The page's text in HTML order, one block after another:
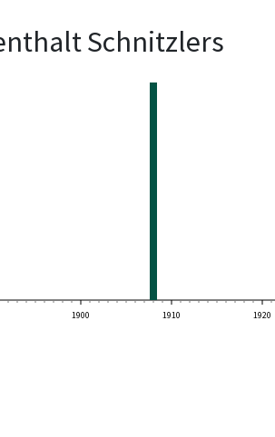
Schnitzlers
1900 1910 1920